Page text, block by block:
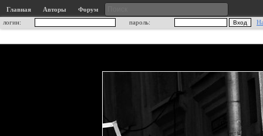
Главная Авторы
Форум
логин:
пароль: